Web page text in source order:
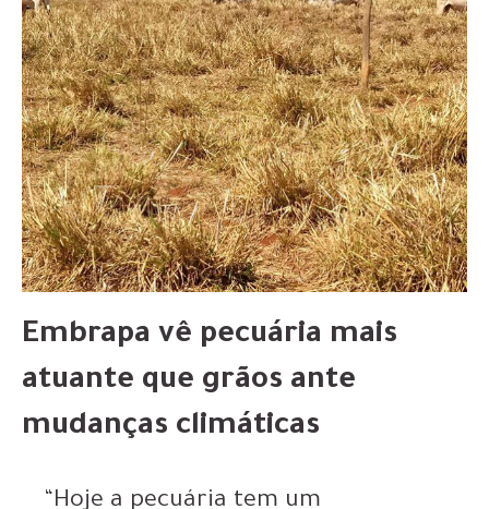
Embrapa vê pecuária mais
atuante que grãos ante
mudanças climáticas
“Hoje a pecuária tem um